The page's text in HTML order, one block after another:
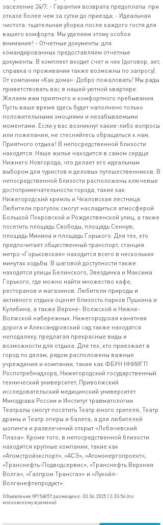
заселение 24/7; - Гарантия возврата предоплаты: при
отказе более чем за сутки до приезда; - Идеальная
чистота: тщательная уборка после каждого гостя для
вашего комфорта. Мы уделяем этому особое
внимание! - Отчетные документы: для
командированных предоставляем отчетные
документы. В комплект входит счет и чек (договор, акт,
справка о проживании также возможны по запросу).
От компании «Как дома»: Добро пожаловать! Мы рады
приветствовать вас в нашей уютной квартире.
Желаем вам приятного и комфортного пребывания.
Пусть ваше время здесь будет наполнено только
положительными эмоциями и незабываемыми
моментами. Если у вас возникнут какие-либо вопросы
или пожелания, не стесняйтесь обращаться к нам.
Приятного отдыха! В непосредственной близости
находятся: Наше жилье находится в самом сердце
Нижнего Новгорода, что делает его идеальным
выбором для туристов и деловых путешественников. В
непосредственной близости расположены ключевые
достопримечательности города, такие как
Нижегородский кремль и Чкаловская лестница.
Любители прогулок смогут насладиться атмосферой
Большой Покровской и Рождественской улиц, а также
посетить площадь Свободы, площадь Сенную,
площадь Минина и площадь Горького. Для тех, кто
предпочитает общественный транспорт, станция
метро «Горьковская» находится всего в нескольких
минутах ходьбы. В шаговой доступности также
находятся улицы Белинского, Звездинка и Максима
Горького, где можно найти множество кафе,
ресторанов и магазинов. Любители природы и
активного отдыха оценят близость парков Пушкина и
Кулибина, а также Верхне- Волжской и Нижне-
Волжской набережных. Нижегородская канатная
дорога и Александровский сад также находятся
неподалеку, предлагая прекрасные виды и
возможности для отдыха. Для тех, кто приезжает в
город по делам, рядом расположены важные
учреждения и компании, такие как ФБУН ННИИГП
Роспотребнадзора, Нижегородский государственный
технический университет, Приволжский
исследовательский медицинский университет
Минздрава России и Институт травматологии.
Театралы смогут посетить Театр юного зрителя, Театр
драмы и Театр оперы и балета, а для любителей
шопинга и развлечений открыт «Лобачевский
Плаза». Кроме того, в непосредственной близости
находятся крупные компании, такие как
«Атомстройэкспорт», «АСЭ», «Атомэнергопроект»,
«Транснефть-Подводсервис», «Транснефть Верхняя
Волга», «Газпром Трансгаз» и «Лукойл-
Волганефтепродукт».
Объявление №156857 размещено: 03.06.2025 12:33:56 (по
московскому времени)